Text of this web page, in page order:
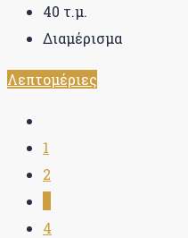
40 τ.μ.
Διαμέρισμα
Λεπτομέριες
1
2
4